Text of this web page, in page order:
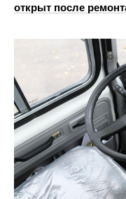
открыт после